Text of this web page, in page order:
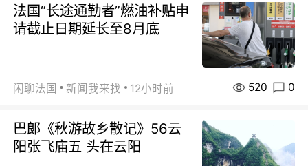
法国“长途通勤者”燃油补贴申
请截止日期延长至8月底
闲聊法国 新闻我来找 12小时前 520 0
巴郞《秋游故乡散记》56云
阳张飞庙五 头在云阳